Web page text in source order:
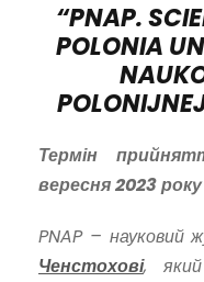
“PNAP.
POLONIA
Термін
вересня 2023 року
PNAP – науковий
Ченстохові,